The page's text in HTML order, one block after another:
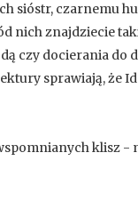
sióstr, czarnemu
nich znajdziecie
czy docierania do
sprawiają, że
klisz